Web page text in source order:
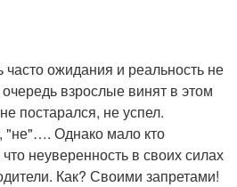
ожидания и реальность не
взрослые винят в этом
постарался, не успел.
"не"…. Однако мало кто
неуверенность в своих силах
Как? Своими запретами!